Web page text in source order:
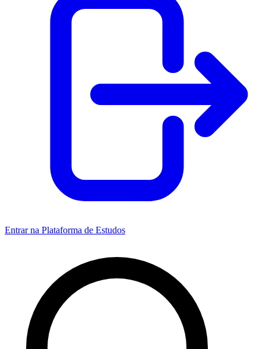
Entrar na Plataforma de Estudos